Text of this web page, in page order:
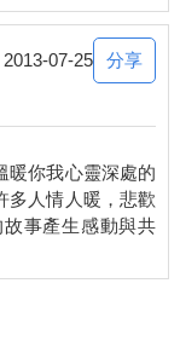
2013-07-25 分享
暖你我心靈深處的
多人情人暖，悲歡
事產生感動與共